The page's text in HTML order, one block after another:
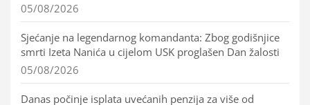
05/08/2026
Sjećanje na legendarnog komandanta: Zbog godišnjice
smrti Izeta Nanića u cijelom USK proglašen Dan žalosti
05/08/2026
Danas počinje isplata uvećanih penzija za više od